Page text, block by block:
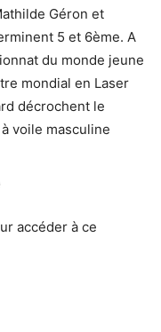
Géron et
5 et 6ème. A
du monde jeune
mondial en Laser
décrochent le
voile masculine
accéder à ce